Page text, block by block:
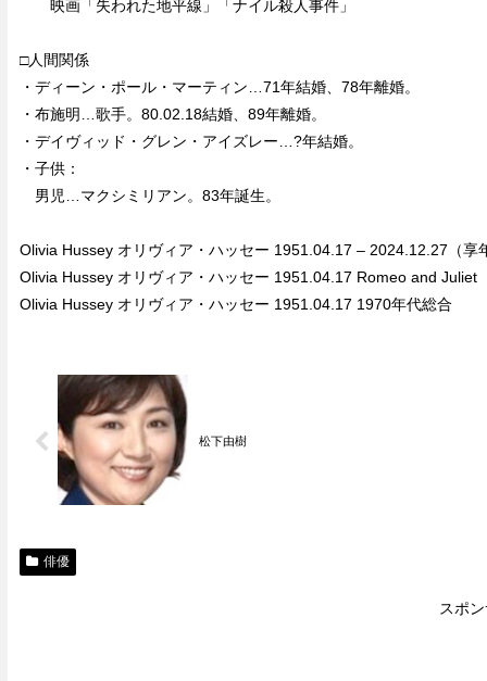
映画「失われた地平線」「ナイル殺人事件」
□人間関係
・ディーン・ポール・マーティン…71年結婚、78年離婚。
・布施明…歌手。80.02.18結婚、89年離婚。
・デイヴィッド・グレン・アイズレー…?年結婚。
・子供：
男児…マクシミリアン。83年誕生。
Olivia Hussey オリヴィア・ハッセー 1951.04.17 – 2024.12.27（享
Olivia Hussey オリヴィア・ハッセー 1951.04.17 Romeo and Juliet
Olivia Hussey オリヴィア・ハッセー 1951.04.17 1970年代総合
松下由樹
俳優
スポ